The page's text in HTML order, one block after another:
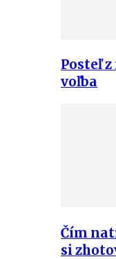
Posteľ
voľba
Čím
si